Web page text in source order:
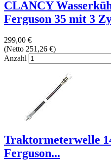
CLANCY
Ferguson 35 mit 3
299,00 €
(Netto 251,26 €)
Anzahl
Traktormeterwelle
Ferguson...